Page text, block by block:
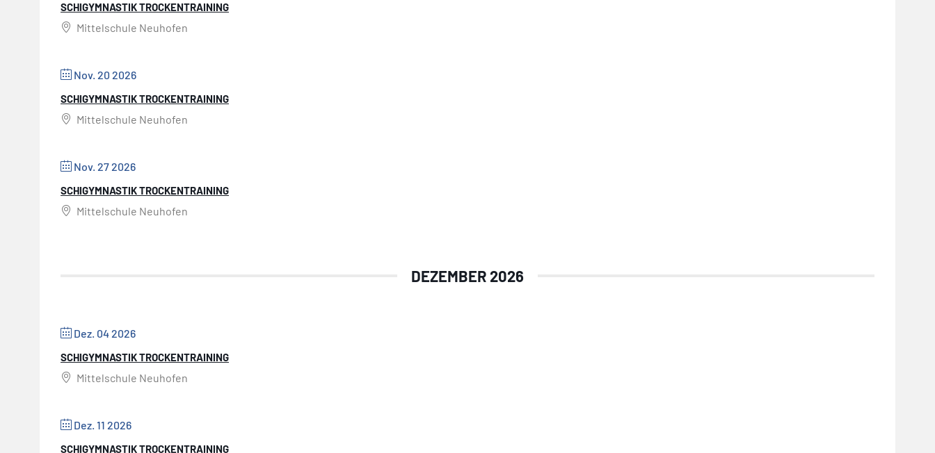
SCHIGYMNASTIK TROCKENTRAINING
Mittelschule Neuhofen
Nov. 20 2026
SCHIGYMNASTIK TROCKENTRAINING
Mittelschule Neuhofen
Nov. 27 2026
SCHIGYMNASTIK TROCKENTRAINING
Mittelschule Neuhofen
DEZEMBER 2026
Dez. 04 2026
SCHIGYMNASTIK TROCKENTRAINING
Mittelschule Neuhofen
Dez. 11 2026
SCHIGYMNASTIK TROCKENTRAINING